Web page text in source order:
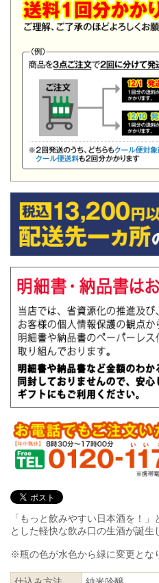
「もっと飲みやすい日本酒を！
とした軽快な飲み口の生酒が誕生
※瓶の色が水色から緑に変更とな